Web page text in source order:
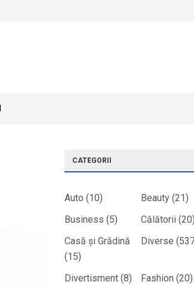
CATEGORII
Auto (10) Beauty(21)
Business (5) Călătorii(20)
Casă și Grădină
(15)
Diverse
Divertisment(8) Fashion (20)